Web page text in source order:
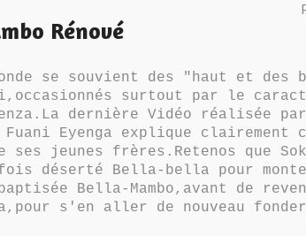
Rénové
se souvient des "haut et des
surtout par le
dernière Vidéo réalisée
Fuani Eyenga explique
ses jeunes frères.Retenos que
déserté Bella-bella pour
Bella-Mambo,avant de
s'en aller de nouveau fonder